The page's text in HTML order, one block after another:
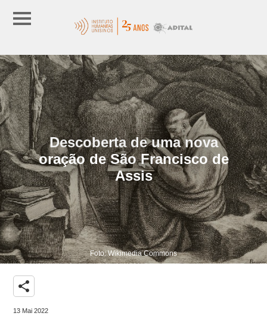
Descoberta de uma nova
oração de São Francisco de
Assis
Foto: Wikimedia Commons
share
13 Mai 2022